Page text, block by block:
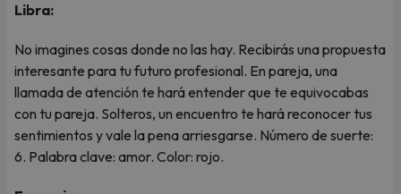
Libra:
No imagines cosas donde no las hay. Recibirás una propuesta
interesante para tu futuro profesional. En pareja, una
llamada de atención te hará entender que te equivocabas
con tu pareja. Solteros, un encuentro te hará reconocer tus
sentimientos y vale la pena arriesgarse. Número de suerte:
6. Palabra clave: amor. Color: rojo.